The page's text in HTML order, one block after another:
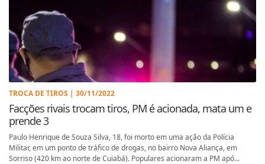
TROCA DE TIROS | 30/11/2022
Facções rivais trocam tiros, PM é acionada, mata um e
prende 3
Paulo Henrique de Souza Silva, 18, foi morto em uma ação da Polícia
Militar, em um ponto de tráfico de drogas, no bairro Nova Aliança, em
Sorriso (420 km ao norte de Cuiabá). Populares acionaram a PM apó...